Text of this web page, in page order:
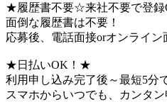
★履歴書不要☆来社不要で登
面倒な履歴書は不要！
応募後、電話面接orオンライ
★日払いOK！★
利用申し込み完了後～最短5分
スマホからいつでも、カンタン